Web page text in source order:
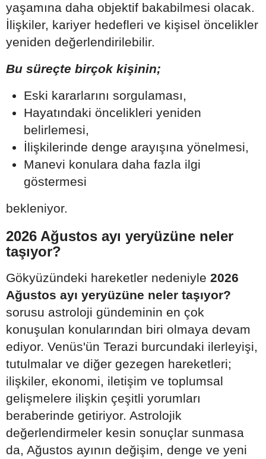
yaşamına daha objektif bakabilmesi olacak.
İlişkiler, kariyer hedefleri ve kişisel öncelikler
yeniden değerlendirilebilir.
Bu süreçte birçok kişinin;
Eski kararlarını sorgulaması,
Hayatındaki öncelikleri yeniden
belirlemesi,
İlişkilerinde denge arayışına yönelmesi,
Manevi konulara daha fazla ilgi
göstermesi
bekleniyor.
2026 Ağustos ayı yeryüzüne neler
taşıyor?
Gökyüzündeki hareketler nedeniyle 2026
Ağustos ayı yeryüzüne neler taşıyor?
sorusu astroloji gündeminin en çok
konuşulan konularından biri olmaya devam
ediyor. Venüs'ün Terazi burcundaki ilerleyişi,
tutulmalar ve diğer gezegen hareketleri;
ilişkiler, ekonomi, iletişim ve toplumsal
gelişmelere ilişkin çeşitli yorumları
beraberinde getiriyor. Astrolojik
değerlendirmeler kesin sonuçlar sunmasa
da, Ağustos ayının değişim, denge ve yeni